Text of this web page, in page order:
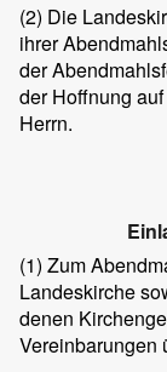
(2) Die
ihrer
der
der Hoffnung
Herrn.
(1) Zum
Landeskirche
denen
Vereinbarungen